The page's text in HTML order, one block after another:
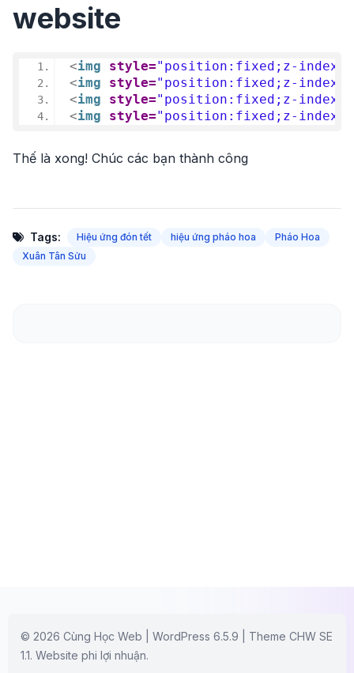
website
<img style="position:fixed;z-
<img style="position:fixed;z-
<img style="position:fixed;z-
<img style="position:fixed;z-
Thế là xong! Chúc các bạn thành công
Tags: Hiệu ứng đón tết hiệu ứng pháo hoa
Pháo Hoa
Xuân Tân Sửu
© 2026 Cùng Học Web | WordPress 6.5.9 | Theme CHW SE
1.1. Website phi lợi nhuận.